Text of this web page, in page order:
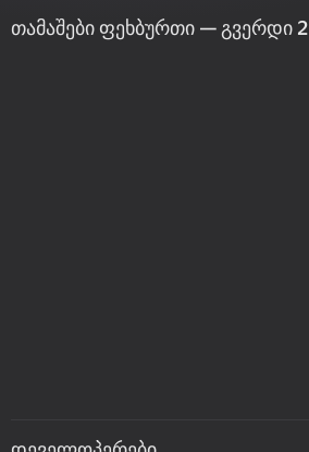
თამაშები ფეხბურთი — გვერდი 2